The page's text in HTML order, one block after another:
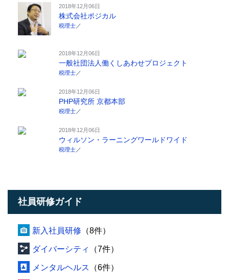
2018年12月06日
株式会社ポジカル
税理士 ／
2018年12月06日
一般社団法人働くしあわせプロジェクト
税理士 ／
2018年12月06日
PHP研究所 京都本部
税理士 ／
2018年12月06日
ウィルソン・ラーニングワールドワイド
税理士 ／
社員研修ガイド
新入社員研修 （8件）
ダイバーシティ （7件）
メンタルヘルス （6件）